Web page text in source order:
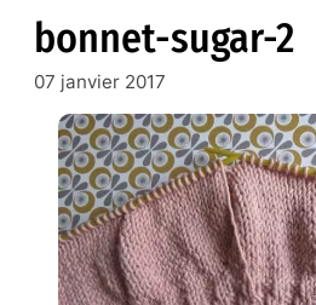
bonnet-sugar-2
07 janvier 2017